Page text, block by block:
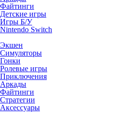
Файтинги
Детские игры
Игры Б/У
Nintendo Switch
Экшен
Симуляторы
Гонки
Ролевые игры
Приключения
Аркады
Файтинги
Стратегии
Аксессуары